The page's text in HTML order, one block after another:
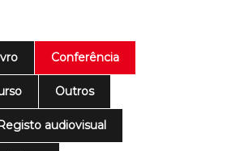
Conferência
Outros
audiovisual